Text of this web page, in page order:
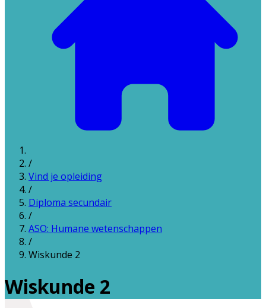
/
Vind je opleiding
/
Diploma secundair
/
ASO: Humane wetenschappen
/
Wiskunde 2
Wiskunde 2